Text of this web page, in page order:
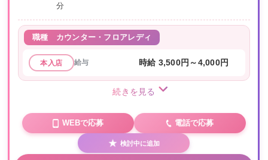
分
職種 カウンター・フロアレディ
本入店 給与 時給 3,500円～4,000円
続きを見る
WEBで応募 電話で応募
検討中に追加